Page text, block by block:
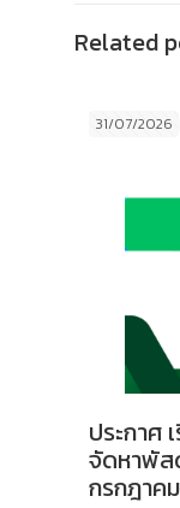
Related
31/07/2026
ประกาศ
จัดหาพัส
กรกฎาค